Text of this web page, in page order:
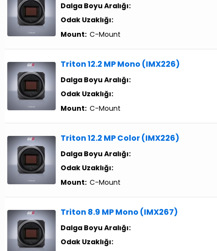
Dalga Boyu Aralığı:
Odak Uzaklığı:
Mount: C-Mount
Triton 12.2 MP Mono (IMX226)
Dalga Boyu Aralığı:
Odak Uzaklığı:
Mount: C-Mount
Triton 12.2 MP Color (IMX226)
Dalga Boyu Aralığı:
Odak Uzaklığı:
Mount: C-Mount
Triton 8.9 MP Mono (IMX267)
Dalga Boyu Aralığı:
Odak Uzaklığı: